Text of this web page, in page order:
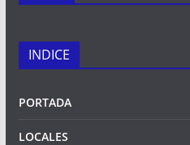
INDICE
PORTADA
LOCALES